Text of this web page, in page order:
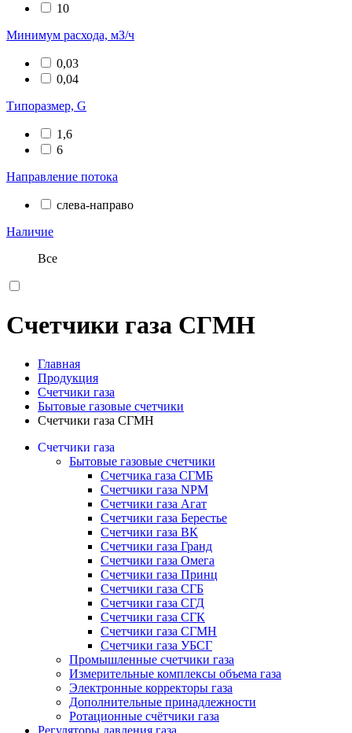
10
Минимум расхода, мЗ/ч
0,03
0,04
Типоразмер, G
1,6
6
Направление потока
слева-направо
Наличие
Все
Счетчики газа СГМН
Главная
Продукция
Счетчики газа
Бытовые газовые счетчики
Счетчики газа СГМН
Счетчики газа
Бытовые газовые счетчики
Счетчика газа СГМБ
Счетчики газа NPM
Счетчики газа Агат
Счетчики газа Берестье
Счетчики газа ВК
Счетчики газа Гранд
Счетчики газа Омега
Счетчики газа Принц
Счетчики газа СГБ
Счетчики газа СГД
Счетчики газа СГК
Счетчики газа СГМН
Счетчики газа УБСГ
Промышленные счетчики газа
Измерительные комплексы объема газа
Электронные корректоры газа
Дополнительные принадлежности
Ротационные счётчики газа
Регуляторы давления газа